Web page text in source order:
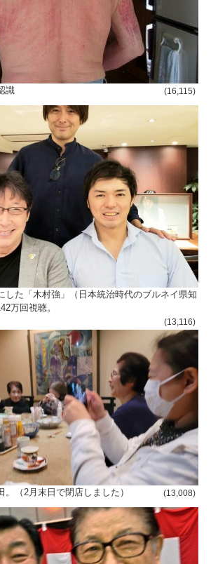
識 (16,115)
した「木村強」（日本統治時代のブルネイ県知
万回視聴。
(13,116)
。（2月末日で閉店しました） (13,008)